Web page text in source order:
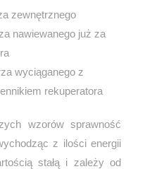
zewnętrznego
nawiewanego już za
wyciąganego z
rekuperatora
wzorów sprawność
z ilości energii
stałą i zależy od